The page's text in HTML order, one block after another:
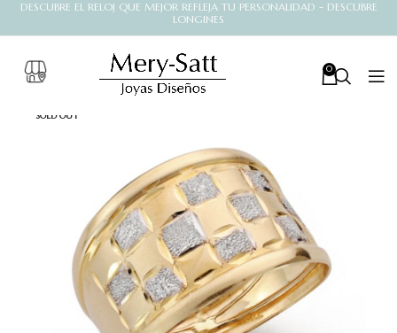
DESCUBRE EL RELOJ QUE MEJOR REFLEJA TU PERSONALIDAD - DESCUBRE
LONGINES
0
SOLD OUT